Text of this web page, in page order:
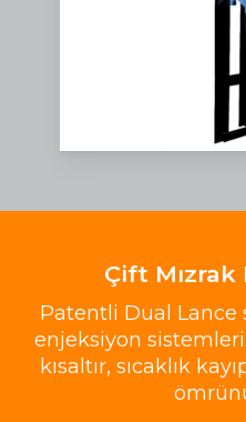
Çift
Patentli Dual
enjeksiyon
kısaltır, sıcaklık